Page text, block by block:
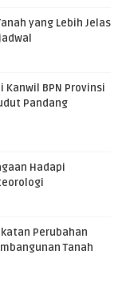
yang Lebih Jelas
Kanwil BPN Provinsi
Pandang
Hadapi
Perubahan
Tanah